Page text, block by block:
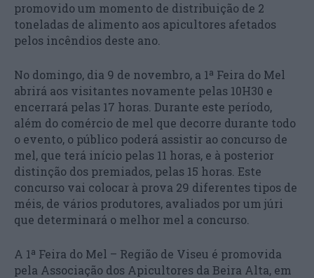
promovido um momento de distribuição de 2
toneladas de alimento aos apicultores afetados
pelos incêndios deste ano.
No domingo, dia 9 de novembro, a 1ª Feira do Mel
abrirá aos visitantes novamente pelas 10H30 e
encerrará pelas 17 horas. Durante este período,
além do comércio de mel que decorre durante todo
o evento, o público poderá assistir ao concurso de
mel, que terá início pelas 11 horas, e à posterior
distinção dos premiados, pelas 15 horas. Este
concurso vai colocar à prova 29 diferentes tipos de
méis, de vários produtores, avaliados por um júri
que determinará o melhor mel a concurso.
A 1ª Feira do Mel – Região de Viseu é promovida
pela Associação dos Apicultores da Beira Alta, em